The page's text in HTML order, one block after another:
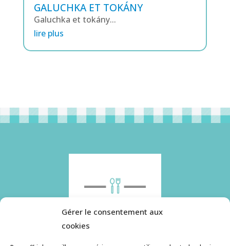
Gérer le consentement aux
cookies
GALUCHKA ET TOKÁNY
Galuchka et tokány...
lire plus